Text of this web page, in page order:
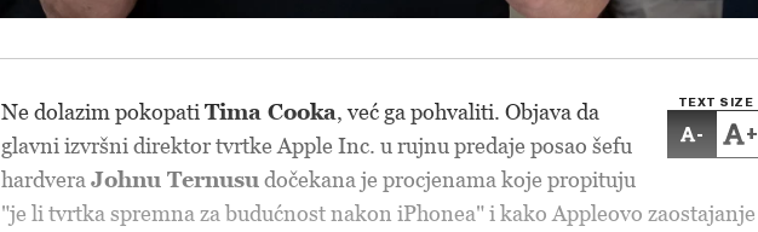
TEXT SIZE
- +
Ne dolazim pokopati Tima Cooka, već ga pohvaliti. Objava da
glavni izvršni direktor tvrtke Apple Inc. u rujnu predaje posao šefu
hardvera Johnu Ternusu dočekana je procjenama koje propituju
"je li tvrtka spremna za budućnost nakon iPhonea" i kako Appleovo zaostajanje